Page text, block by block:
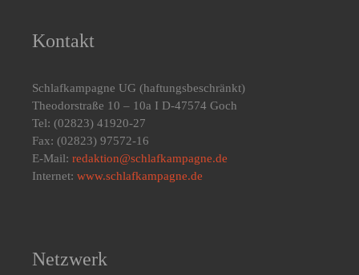
Kontakt
Schlafkampagne UG (haftungsbeschränkt)
Theodorstraße 10 – 10a I D-47574 Goch
Tel: (02823) 41920-27
Fax: (02823) 97572-16
E-Mail: redaktion@schlafkampagne.de
Internet: www.schlafkampagne.de
Netzwerk